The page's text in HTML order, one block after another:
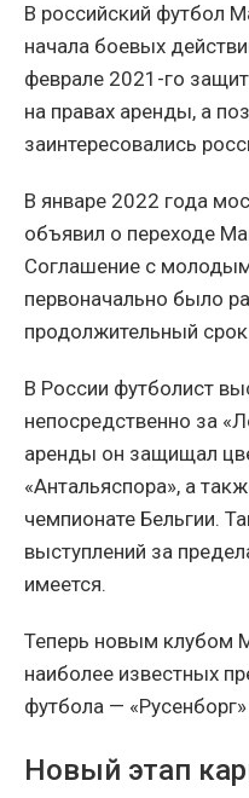
В российский футбол
начала боевых
феврале 2021-го
на правах аренды, а
заинтересовались
В январе 2022 года
объявил о переходе
Соглашение с
первоначально было
продолжительный
В России футболист
непосредственно за
аренды он защищал
«Антальяспора», а
чемпионате Бельгии.
выступлений за
имеется.
Теперь новым клубом
наиболее известных
футбола —
Новый этап